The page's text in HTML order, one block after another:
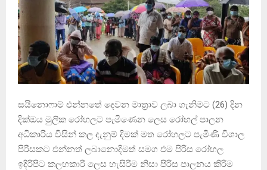
සයිනොෆාම් එන්නතේ දෙවන මාත්‍රාව ලබා ගැනිමට (26) දින
දික්ඔය මුලික රෝහලට පැමිණෙන ලෙස රෝහල් පාලන
අධිකාරිය විසින් කල දැනුම් දිමක් මත රෝහලට පැමිණි විශාල
පිරිසකට එන්නත් ලබානොදිමත් සමග එම පිරිස රෝහල
ඉදිරිපිට කලහකාරි ලෙස හැසිරිම නිසා පිරිස පාලනය කිරිම